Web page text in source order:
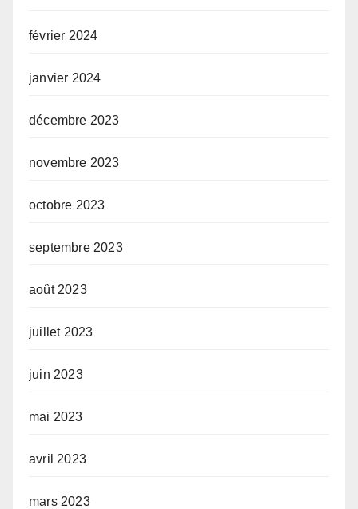
février 2024
janvier 2024
décembre 2023
novembre 2023
octobre 2023
septembre 2023
août 2023
juillet 2023
juin 2023
mai 2023
avril 2023
mars 2023